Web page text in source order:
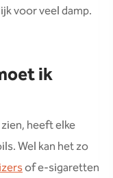
voor veel damp.
ik
heeft elke
Wel kan het zo
of e-sigaretten